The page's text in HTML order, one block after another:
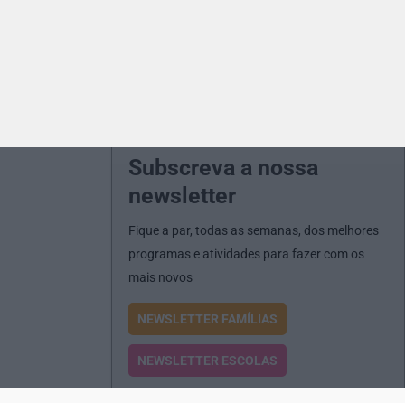
Subscreva a nossa
newsletter
Fique a par, todas as semanas, dos melhores
programas e atividades para fazer com os
mais novos
NEWSLETTER FAMÍLIAS
NEWSLETTER ESCOLAS